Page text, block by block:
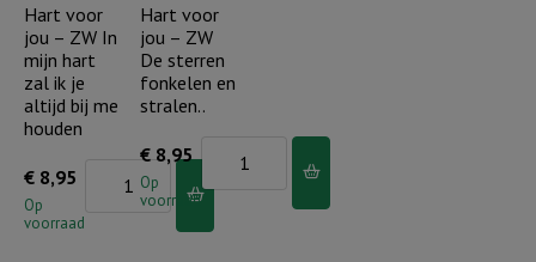
Hart voor
jou – ZW In
mijn hart
zal ik je
altijd bij me
houden
€ 8,95
Op
voorraad
Hart voor
jou – ZW
De sterren
fonkelen en
stralen..
€ 8,95
Op
voorraad
voor